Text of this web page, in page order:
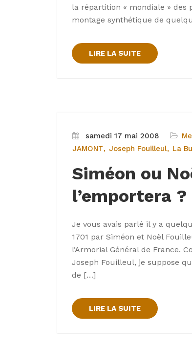
la répartition « mondiale » des
montage synthétique de
LIRE LA SUITE
samedi 17 mai 2008
JAMONT
Joseph Fouilleul La
Siméon ou
l’emportera ?
Je vous avais parlé il y a
1701 par Siméon et Noël
l‘Armorial Général de France.
Joseph Fouilleul, je suppose
de […]
LIRE LA SUITE